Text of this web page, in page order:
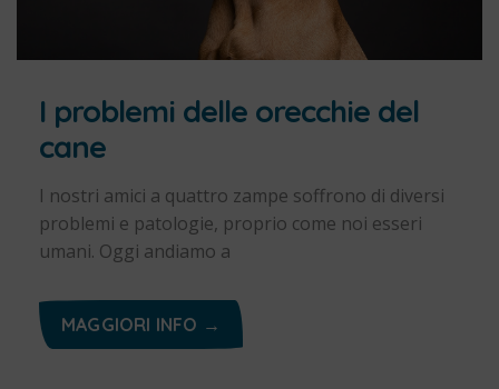
I problemi delle orecchie del
cane
I nostri amici a quattro zampe soffrono di diversi
problemi e patologie, proprio come noi esseri
umani. Oggi andiamo a
MAGGIORI INFO →